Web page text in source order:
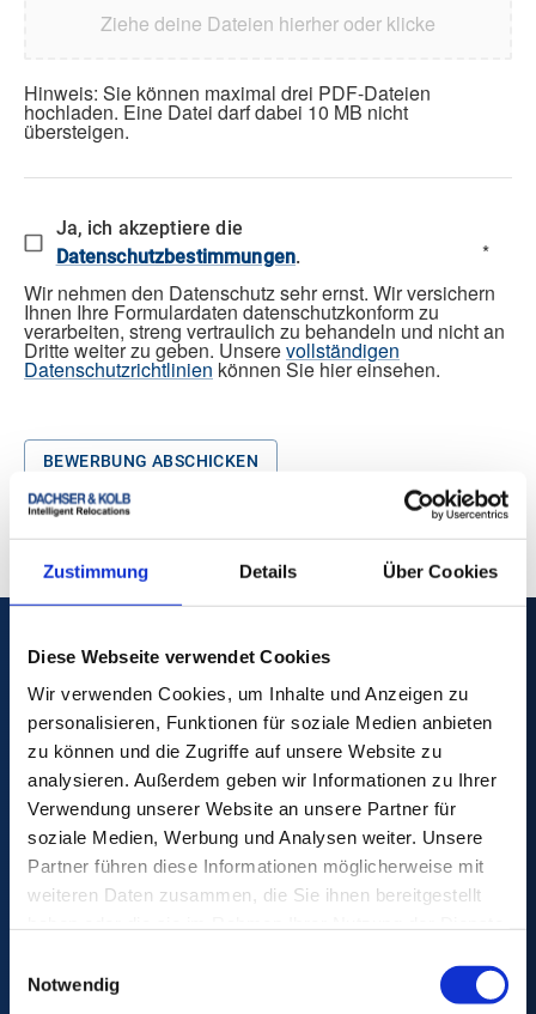
Zustimmung Details Über Cookies
Diese Webseite verwendet Cookies
Wir verwenden Cookies, um Inhalte und Anzeigen zu
personalisieren, Funktionen für soziale Medien anbieten
zu können und die Zugriffe auf unsere Website zu
analysieren. Außerdem geben wir Informationen zu Ihrer
Verwendung unserer Website an unsere Partner für
soziale Medien, Werbung und Analysen weiter. Unsere
Partner führen diese Informationen möglicherweise mit
weiteren Daten zusammen, die Sie ihnen bereitgestellt
Notwendig
Ziehe deine Dateien hierher oder klicke
Hinweis: Sie können maximal drei PDF-Dateien
hochladen. Eine Datei darf dabei 10 MB nicht
übersteigen.
Ja, ich akzeptiere die
Datenschutzbestimmungen.
*
Wir nehmen den Datenschutz sehr ernst. Wir versichern
Ihnen Ihre Formulardaten datenschutzkonform zu
verarbeiten, streng vertraulich zu behandeln und nicht an
Dritte weiter zu geben. Unserevollständigen
Datenschutzrichtlinien können Sie hier einsehen.
BEWERBUNG ABSCHICKEN
DACHSER & KOLB
Ignaz-Kiechle-Straße 36
87437 Kempten
Tel:
+49 831 59206 0
Fax:
+49 831 59206 119
Umzugskostenrechner